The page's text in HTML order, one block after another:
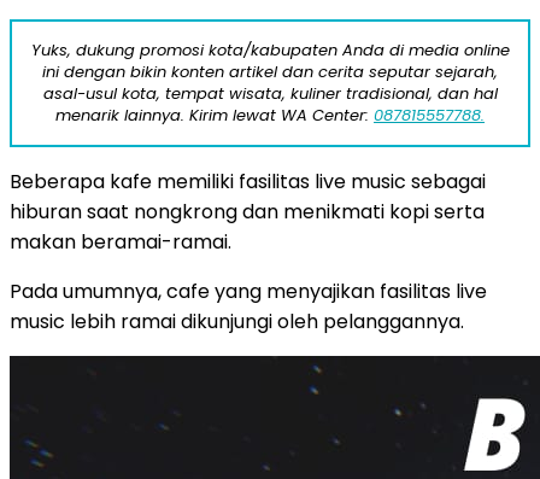
Yuks, dukung promosi kota/kabupaten Anda di media online
ini dengan bikin konten artikel dan cerita seputar sejarah,
asal-usul kota, tempat wisata, kuliner tradisional, dan hal
menarik lainnya. Kirim lewat WA Center: 087815557788.
Beberapa kafe memiliki fasilitas live music sebagai
hiburan saat nongkrong dan menikmati kopi serta
makan beramai-ramai.
Pada umumnya, cafe yang menyajikan fasilitas live
music lebih ramai dikunjungi oleh pelanggannya.